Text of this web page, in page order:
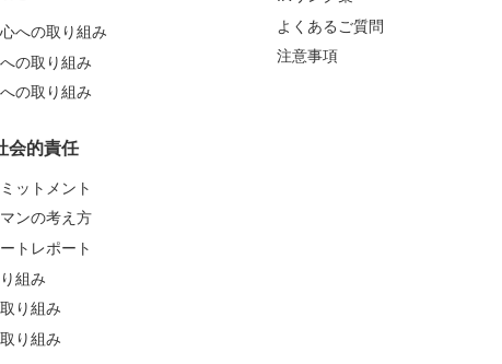
への取り組み
の取り組み
の取り組み
会的責任
ットメント
ンの考え方
トレポート
組み
り組み
り組み
よくあるご質問
注意事項